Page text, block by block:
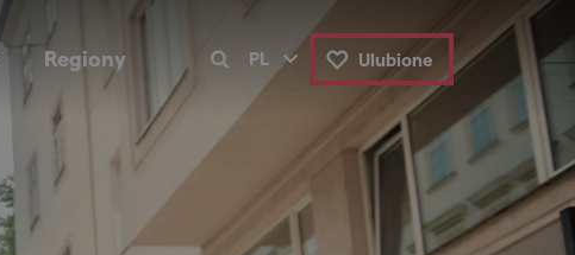
Regiony PL Ulubione